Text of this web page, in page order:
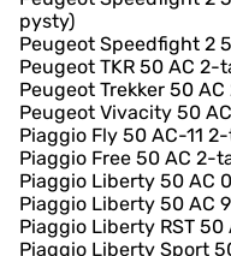
pysty)
Peugeot Speedfight 2
Peugeot TKR 50 AC
Peugeot Trekker 50
Peugeot Vivacity 50
Piaggio Fly 50 AC-11
Piaggio Free 50 AC 2-
Piaggio Liberty 50 AC
Piaggio Liberty 50 AC
Piaggio Liberty RST
Piaggio Liberty Sport